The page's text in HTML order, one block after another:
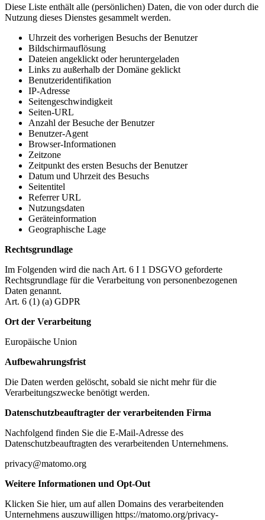
Diese Liste enthält alle (persönlichen) Daten, die von oder durch die
Nutzung dieses Dienstes gesammelt werden.
Uhrzeit des vorherigen Besuchs der Benutzer
Bildschirmauflösung
Dateien angeklickt oder heruntergeladen
Links zu außerhalb der Domäne geklickt
Benutzeridentifikation
IP-Adresse
Seitengeschwindigkeit
Seiten-URL
Anzahl der Besuche der Benutzer
Benutzer-Agent
Browser-Informationen
Zeitzone
Zeitpunkt des ersten Besuchs der Benutzer
Datum und Uhrzeit des Besuchs
Seitentitel
Referrer URL
Nutzungsdaten
Geräteinformation
Geographische Lage
Rechtsgrundlage
Im Folgenden wird die nach Art. 6 I 1 DSGVO geforderte
Rechtsgrundlage für die Verarbeitung von personenbezogenen
Daten genannt.
Art. 6 (1) (a) GDPR
Ort der Verarbeitung
Europäische Union
Aufbewahrungsfrist
Die Daten werden gelöscht, sobald sie nicht mehr für die
Verarbeitungszwecke benötigt werden.
Datenschutzbeauftragter der verarbeitenden Firma
Nachfolgend finden Sie die E-Mail-Adresse des
Datenschutzbeauftragten des verarbeitenden Unternehmens.
privacy@matomo.org
Weitere Informationen und Opt-Out
Klicken Sie hier, um auf allen Domains des verarbeitenden
Unternehmens auszuwilligen https://matomo.org/privacy-